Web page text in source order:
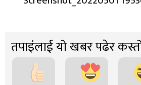
तपाइंलाई यो खबर पढेर